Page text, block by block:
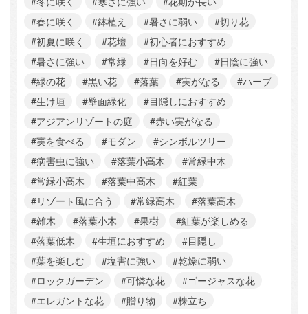
#春に咲く
#鉢植え #暑さに弱い
#切り花
#初夏に咲く
#花壇
#初心者におすすめ
#暑さに強い
#常緑 #日向を好む
#日陰に強い
#緑の花
#黒い花 #落葉 #実がなる
#ハーブ
#生け垣
#壁面緑化
#目隠しにおすすめ
#アジアンリゾートの庭
#赤い実がなる
#実を食べる
#モダン
#シンボルツリー
#病害虫に強い
#落葉小高木
#常緑中木
#常緑小高木
#落葉中高木
#紅葉
#リゾート風に合う
#常緑高木
#落葉高木
#雑木
#落葉小木 #果樹
#紅葉が楽しめる
#落葉低木
#生垣におすすめ
#目隠し
#葉を楽しむ
#塩害に強い
#乾燥に弱い
#ロックガーデン
#可憐な花
#ゴージャスな花
#エレガントな花
#贈り物 #株立ち